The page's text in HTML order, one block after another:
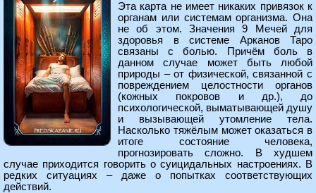
Эта карта не имеет никаких привязок к
органам или системам организма. Она
не об этом. Значения 9 Мечей для
здоровья в системе Арканов Таро
связаны с болью. Причём боль в
данном случае может быть любой
природы – от физической, связанной с
повреждением целостности органов
(кожных покровов и др.), до
психологической, выматывающей душу
и вызывающей утомление тела.
Насколько тяжёлым может оказаться в
итоге состояние человека,
прогнозировать сложно. В худшем
случае приходится говорить о суицидальных настроениях. В
редких ситуациях – даже о попытках соответствующих
действий.